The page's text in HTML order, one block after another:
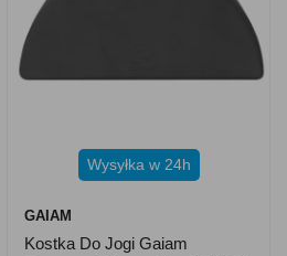
Wysyłka w 24h
GAIAM
Kostka Do Jogi Gaiam